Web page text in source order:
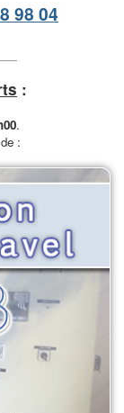
98 04
:
.
: